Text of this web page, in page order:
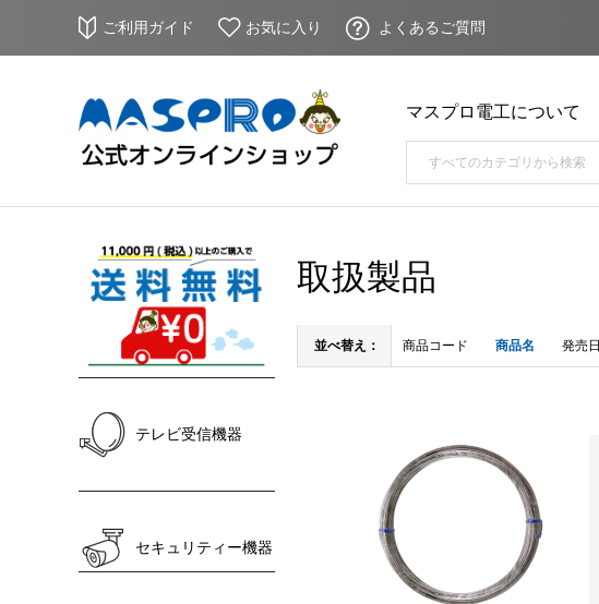
ご利用ガイド お気に入り よくあるご質問
マスプロ電工について
テレビ受信機器
セキュリティー機器
取扱製品
並べ替え： 商品コード 商品名 発売日